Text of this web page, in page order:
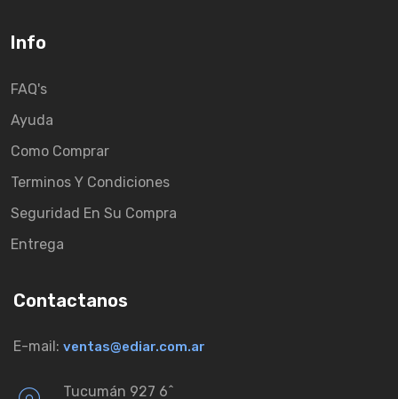
Info
FAQ's
Ayuda
Como Comprar
Terminos Y Condiciones
Seguridad En Su Compra
Entrega
Contactanos
E-mail: ventas@ediar.com.ar
Tucumán 927 6ˆ